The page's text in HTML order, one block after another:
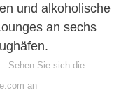
und alkoholische
an sechs
Sehen Sie sich die
an